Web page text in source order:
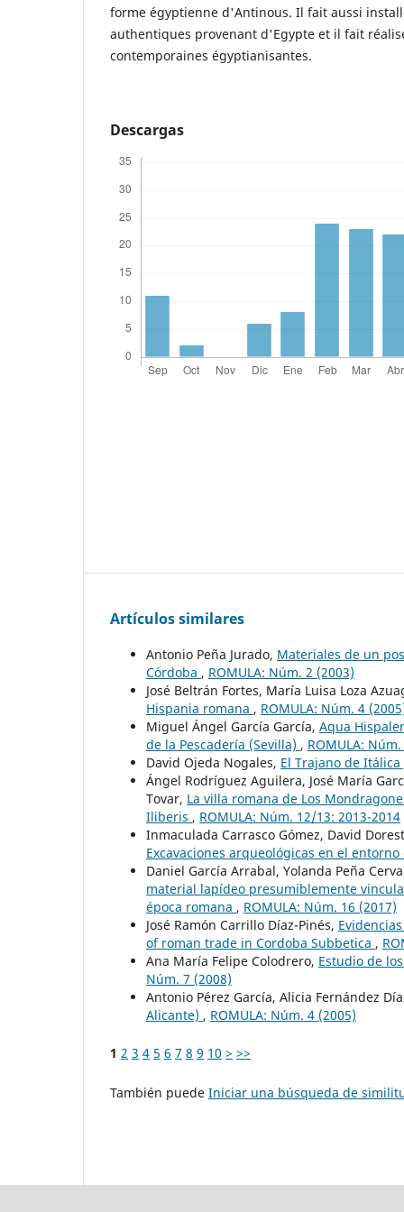
forme égyptienne d'Antinous. Il fait aussi
authentiques provenant d'Egypte et il fait
contemporaines égyptianisantes.
Descargas
Artículos similares
Antonio Peña Jurado, Materiales de un
Córdoba , ROMULA: Núm. 2 (2003)
José Beltrán Fortes, María Luisa Loza
Hispania romana , ROMULA: Núm. 4
Miguel Ángel García García, Aqua
de la Pescadería (Sevilla) , ROMULA:
David Ojeda Nogales, El Trajano de
Ángel Rodríguez Aguilera, José María
Tovar, La villa romana de Los
Iliberis , ROMULA: Núm. 12/13: 2013-2014
Inmaculada Carrasco Gómez, David
Excavaciones arqueológicas en el
Daniel García Arrabal, Yolanda Peña
material lapídeo presumiblemente
época romana , ROMULA: Núm. 16 (2017)
José Ramón Carrillo Díaz-Pinés,
of roman trade in Cordoba Subbetica ,
Ana María Felipe Colodrero, Estudio de
Núm. 7 (2008)
Antonio Pérez García, Alicia Fernández
Alicante) , ROMULA: Núm. 4 (2005)
1 2 3 4 5 6 7 8 9 10 > >>
También puede Iniciar una búsqueda de